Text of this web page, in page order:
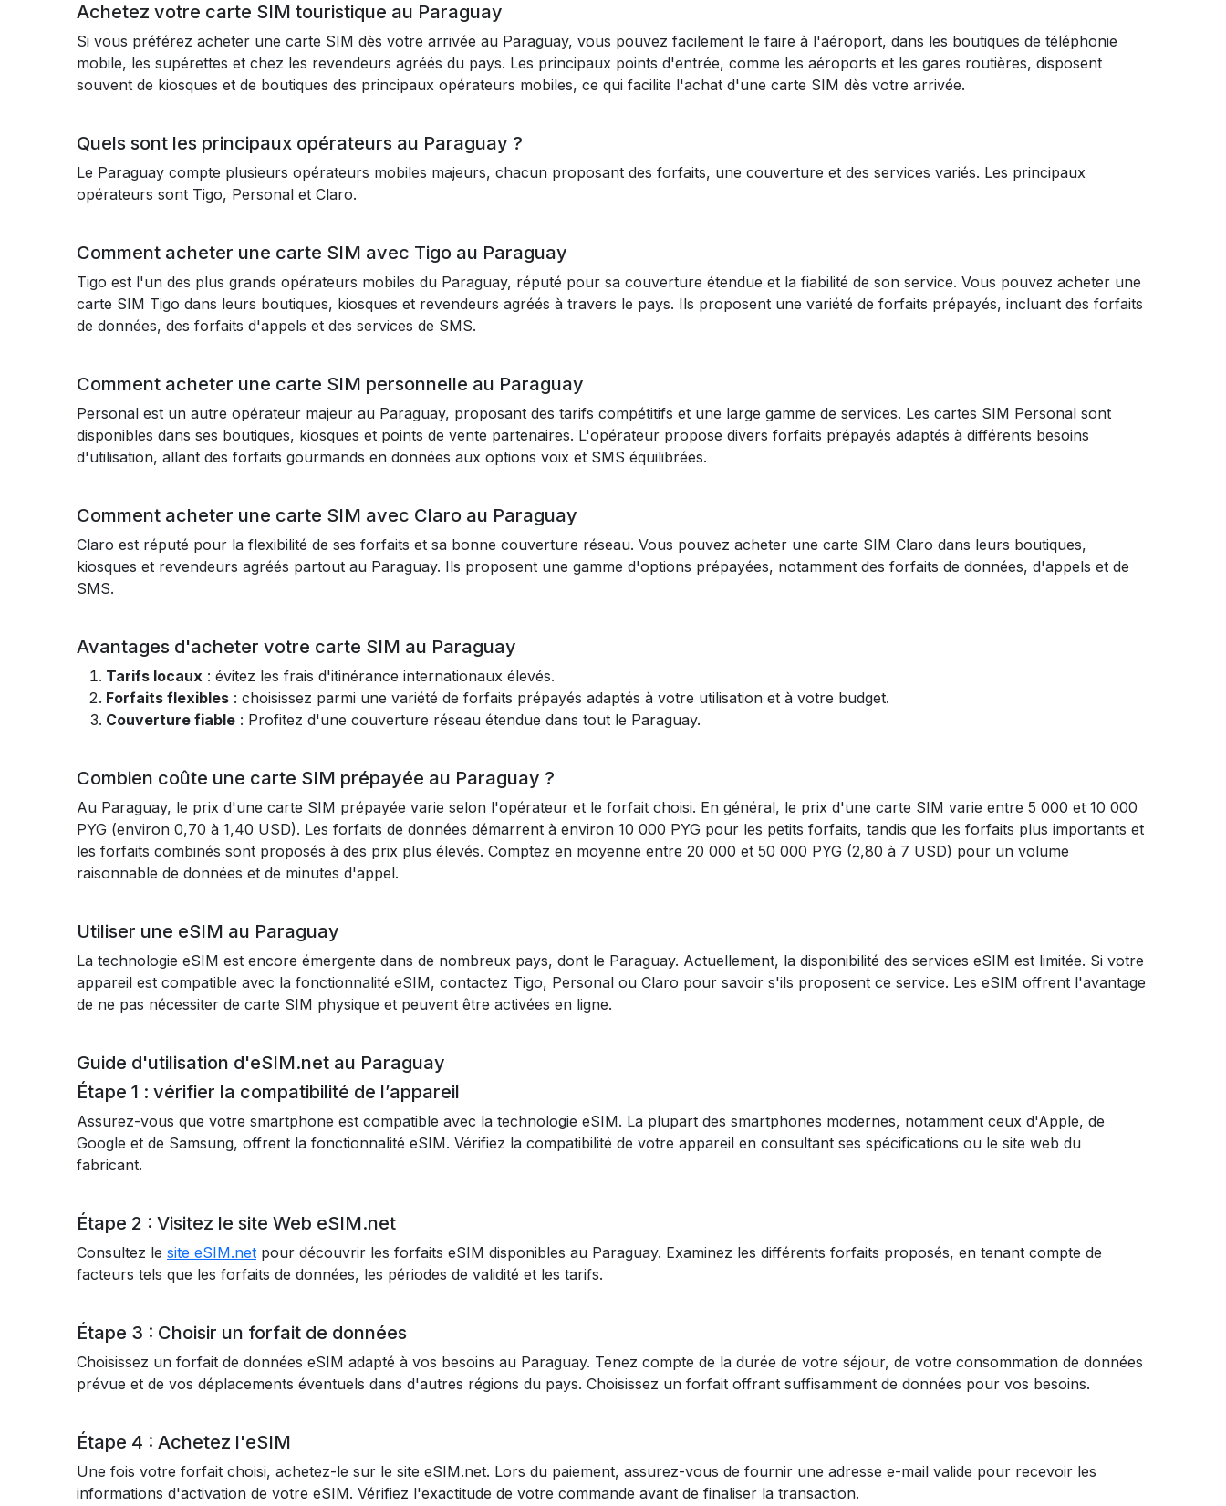
Achetez votre carte SIM touristique au Paraguay
Si vous préférez acheter une carte SIM dès votre arrivée au Paraguay, vous pouvez facilement le faire à l'aéroport, dans les boutiques de téléphonie
mobile, les supérettes et chez les revendeurs agréés du pays. Les principaux points d'entrée, comme les aéroports et les gares routières, disposent
souvent de kiosques et de boutiques des principaux opérateurs mobiles, ce qui facilite l'achat d'une carte SIM dès votre arrivée.
Quels sont les principaux opérateurs au Paraguay ?
Le Paraguay compte plusieurs opérateurs mobiles majeurs, chacun proposant des forfaits, une couverture et des services variés. Les principaux
opérateurs sont Tigo, Personal et Claro.
Comment acheter une carte SIM avec Tigo au Paraguay
Tigo est l'un des plus grands opérateurs mobiles du Paraguay, réputé pour sa couverture étendue et la fiabilité de son service. Vous pouvez acheter une
carte SIM Tigo dans leurs boutiques, kiosques et revendeurs agréés à travers le pays. Ils proposent une variété de forfaits prépayés, incluant des forfaits
de données, des forfaits d'appels et des services de SMS.
Comment acheter une carte SIM personnelle au Paraguay
Personal est un autre opérateur majeur au Paraguay, proposant des tarifs compétitifs et une large gamme de services. Les cartes SIM Personal sont
disponibles dans ses boutiques, kiosques et points de vente partenaires. L'opérateur propose divers forfaits prépayés adaptés à différents besoins
d'utilisation, allant des forfaits gourmands en données aux options voix et SMS équilibrées.
Comment acheter une carte SIM avec Claro au Paraguay
Claro est réputé pour la flexibilité de ses forfaits et sa bonne couverture réseau. Vous pouvez acheter une carte SIM Claro dans leurs boutiques,
kiosques et revendeurs agréés partout au Paraguay. Ils proposent une gamme d'options prépayées, notamment des forfaits de données, d'appels et de
SMS.
Avantages d'acheter votre carte SIM au Paraguay
Tarifs locaux : évitez les frais d'itinérance internationaux élevés.
Forfaits flexibles : choisissez parmi une variété de forfaits prépayés adaptés à votre utilisation et à votre budget.
Couverture fiable : Profitez d'une couverture réseau étendue dans tout le Paraguay.
Combien coûte une carte SIM prépayée au Paraguay ?
Au Paraguay, le prix d'une carte SIM prépayée varie selon l'opérateur et le forfait choisi. En général, le prix d'une carte SIM varie entre 5 000 et 10 000
PYG (environ 0,70 à 1,40 USD). Les forfaits de données démarrent à environ 10 000 PYG pour les petits forfaits, tandis que les forfaits plus importants et
les forfaits combinés sont proposés à des prix plus élevés. Comptez en moyenne entre 20 000 et 50 000 PYG (2,80 à 7 USD) pour un volume
raisonnable de données et de minutes d'appel.
Utiliser une eSIM au Paraguay
La technologie eSIM est encore émergente dans de nombreux pays, dont le Paraguay. Actuellement, la disponibilité des services eSIM est limitée. Si votre
appareil est compatible avec la fonctionnalité eSIM, contactez Tigo, Personal ou Claro pour savoir s'ils proposent ce service. Les eSIM offrent l'avantage
de ne pas nécessiter de carte SIM physique et peuvent être activées en ligne.
Guide d'utilisation d'eSIM.net au Paraguay
Étape 1 : vérifier la compatibilité de l’appareil
Assurez-vous que votre smartphone est compatible avec la technologie eSIM. La plupart des smartphones modernes, notamment ceux d'Apple, de
Google et de Samsung, offrent la fonctionnalité eSIM. Vérifiez la compatibilité de votre appareil en consultant ses spécifications ou le site web du
fabricant.
Étape 2 : Visitez le site Web eSIM.net
Consultez le site eSIM.net pour découvrir les forfaits eSIM disponibles au Paraguay. Examinez les différents forfaits proposés, en tenant compte de
facteurs tels que les forfaits de données, les périodes de validité et les tarifs.
Étape 3 : Choisir un forfait de données
Choisissez un forfait de données eSIM adapté à vos besoins au Paraguay. Tenez compte de la durée de votre séjour, de votre consommation de données
prévue et de vos déplacements éventuels dans d'autres régions du pays. Choisissez un forfait offrant suffisamment de données pour vos besoins.
Étape 4 : Achetez l'eSIM
Une fois votre forfait choisi, achetez-le sur le site eSIM.net. Lors du paiement, assurez-vous de fournir une adresse e-mail valide pour recevoir les
informations d'activation de votre eSIM. Vérifiez l'exactitude de votre commande avant de finaliser la transaction.